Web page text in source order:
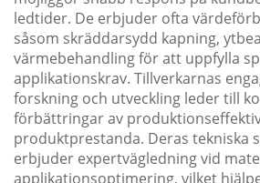
ledtider. De erbjuder ofta
såsom skräddarsydd kapning,
värmebehandling för att uppfylla
applikationskrav. Tillverkarnas
forskning och utveckling leder till
förbättringar av
produktprestanda. Deras tekniska
erbjuder expertvägledning vid
applikationsoptimering, vilket